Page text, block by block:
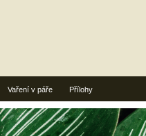
Vaření v páře Přílohy